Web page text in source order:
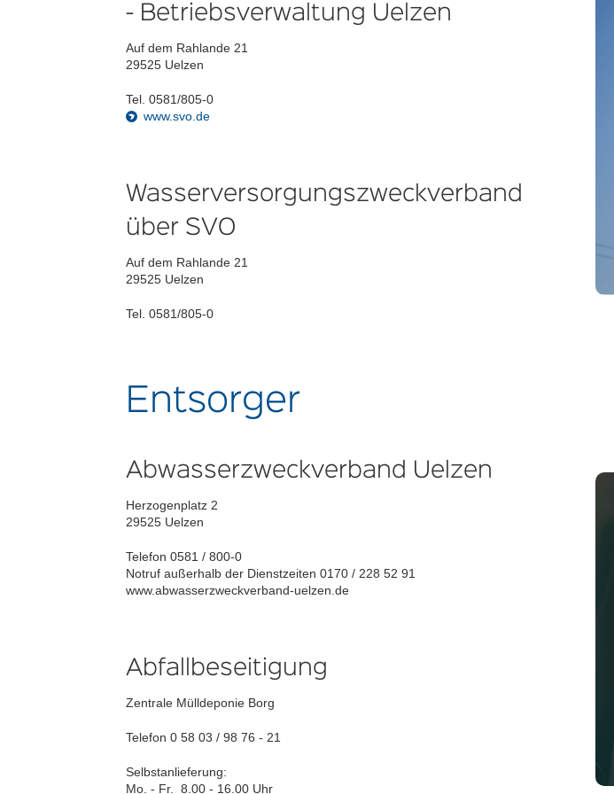
- Betriebsverwaltung Uelzen
Auf dem Rahlande 21
29525 Uelzen
Tel. 0581/805-0
www.svo.de
Wasserversorgungszweckverband
über SVO
Auf dem Rahlande 21
29525 Uelzen
Tel. 0581/805-0
Entsorger
Abwasserzweckverband Uelzen
Herzogenplatz 2
29525 Uelzen
Telefon 0581 / 800-0
Notruf außerhalb der Dienstzeiten 0170 / 228 52 91
www.abwasserzweckverband-uelzen.de
Abfallbeseitigung
Zentrale Mülldeponie Borg
Telefon 0 58 03 / 98 76 - 21
Selbstanlieferung:
Mo. - Fr. 8.00 - 16.00 Uhr